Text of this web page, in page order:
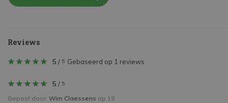
Reviews
5 / 5 Gebaseerd op 1 reviews
5 / 5
Gepost door: Wim Claessens op 19